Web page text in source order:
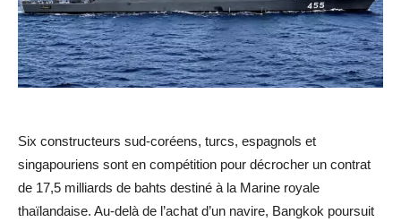
Six constructeurs sud-coréens, turcs, espagnols et
singapouriens sont en compétition pour décrocher un contrat
de 17,5 milliards de bahts destiné à la Marine royale
thaïlandaise. Au-delà de l’achat d’un navire, Bangkok poursuit